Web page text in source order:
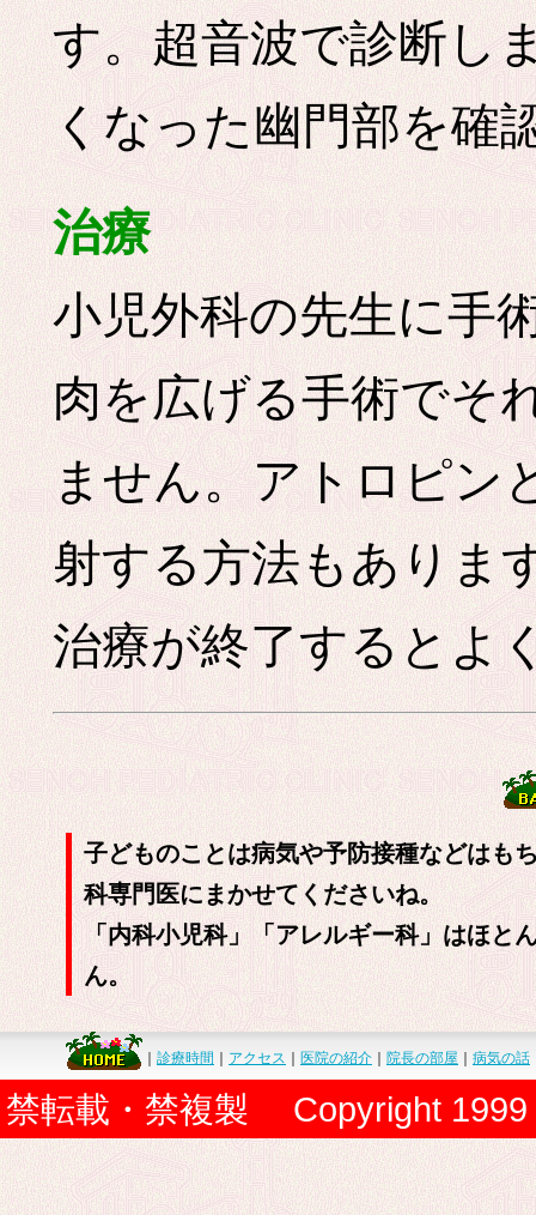
す。超音波で診断し
くなった幽門部を確
治療
小児外科の先生に手
肉を広げる手術でそ
ません。アトロピン
射する方法もありま
治療が終了するとよ
子どものことは病気や予防接種などはも
科専門医にまかせてくださいね。
「内科小児科」「アレルギー科」はほと
ん。
診療時間 アクセス 医院の紹介 院長の部屋 病気の話
禁転載・禁複製 Copyright 1999